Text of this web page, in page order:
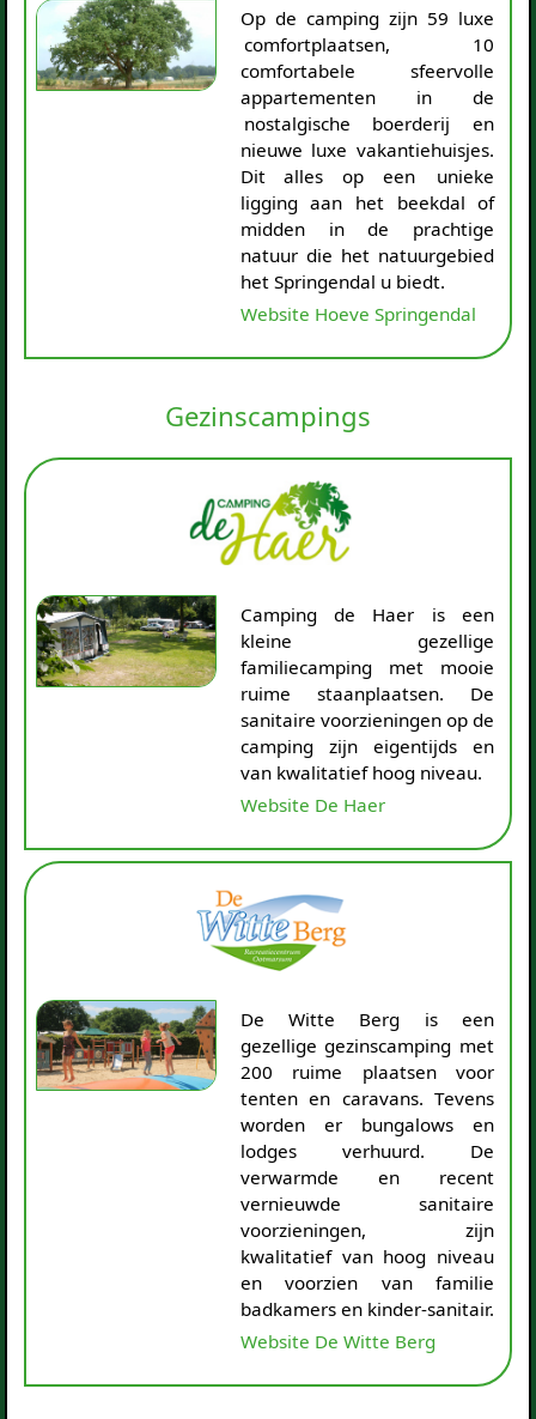
Op de camping zijn 59 luxe
comfortplaatsen, 10
comfortabele sfeervolle
appartementen in de
nostalgische boerderij en
nieuwe luxe vakantiehuisjes.
Dit alles op een unieke
ligging aan het beekdal of
midden in de prachtige
natuur die het natuurgebied
het Springendal u biedt.
Website Hoeve Springendal
Gezinscampings
Camping de Haer is een
kleine gezellige
familiecamping met mooie
ruime staanplaatsen. De
sanitaire voorzieningen op de
camping zijn eigentijds en
van kwalitatief hoog niveau.
Website De Haer
De Witte Berg is een
gezellige gezinscamping met
200 ruime plaatsen voor
tenten en caravans. Tevens
worden er bungalows en
lodges verhuurd. De
verwarmde en recent
vernieuwde sanitaire
voorzieningen, zijn
kwalitatief van hoog niveau
en voorzien van familie
badkamers en kinder-sanitair.
Website De Witte Berg